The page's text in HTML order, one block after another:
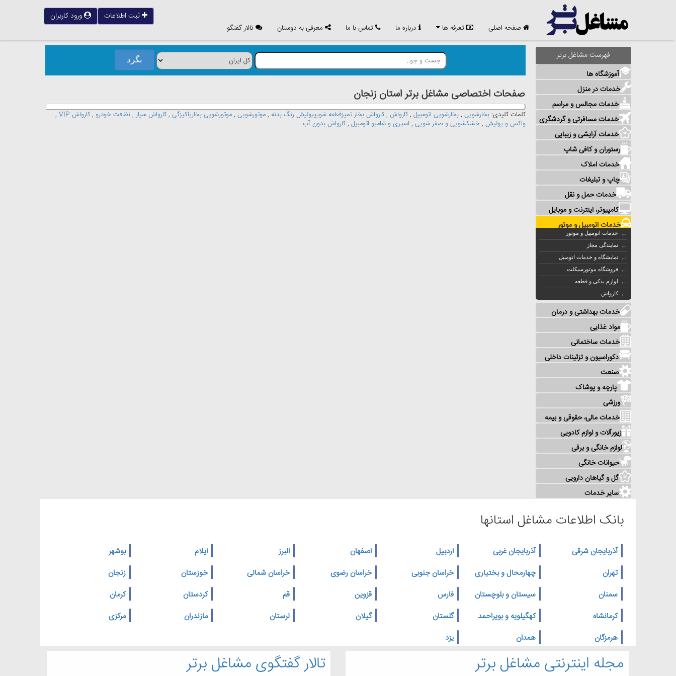
صفحه اصلی تعرفه ها درباره ما تماس با ما معرفی به دوستان تالار گفتگو
ثبت اطلاعات ورود کاربران
فهرست مشاغل برتر
آموزشگاه ها
خدمات در منزل
خدمات مجالس و مراسم
خدمات مسافرتی و گردشگری
خدمات آرایشی و زیبایی
رستوران و کافی شاپ
خدمات املاک
چاپ و تبلیغات
خدمات حمل و نقل
کامپیوتر، اینترنت و موبایل
خدمات اتومبیل و موتور
خدمات اتومبیل و موتور
نمایندگی مجاز
نمایشگاه و خدمات اتومبیل
فروشگاه موتورسیکلت
لوازم یدکی و قطعه
کارواش
خدمات بهداشتی و درمان
مواد غذایی
خدمات ساختمانی
دکوراسیون و تزئینات داخلی
صنعت
پارچه و پوشاک
ورزشی
خدمات مالی، حقوقی و بیمه
زیورآلات و لوازم کادویی
لوازم خانگی و برقی
حیوانات خانگی
گل و گیاهان دارویی
سایر خدمات
صفحات اختصاصی مشاغل برتر استان زنجان
کلمات کلیدی: بخارشویی , بخارشویی اتومبیل ,کارواش ,کارواش بخار تمیزقطعه شوییپولیش رنگ بدنه , موتورشویی , موتورشویی بخارپاکیزگی ,کارواش سیار , نظافت خودرو ,کارواش VIP
,
واکس و پولیش , خشکشویی و صفر شویی , اسپری و شامپو اتومبیل ,کارواش بدون آب
بانک اطلاعات مشاغل استانها
آذربایجان شرقی آذربایجان غربی اردبیل اصفهان البرز ایلام
بوشهر
تهران
چهارمحال و بختیاری خراسان جنوبی خراسان رضوی خراسان شمالی خوزستان
زنجان
سمنان
سیستان و بلوچستان فارس قزوین قم کردستان
کرمان
کرمانشاه
کهگیلویه و بویراحمد گلستان گیلان لرستان مازندران
مرکزی
هرمزگان
همدان یزد
تالار گفتگوی مشاغل برتر مجله اینترنتی مشاغل برتر